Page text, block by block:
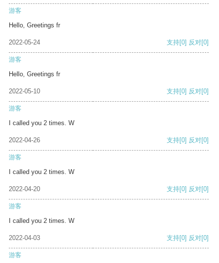
游客
Hello, Greetings fr
2022-05-24 支持[0] 反对[0]
游客
Hello, Greetings fr
2022-05-10 支持[0] 反对[0]
游客
I called you 2 times. W
2022-04-26 支持[0] 反对[0]
游客
I called you 2 times. W
2022-04-20 支持[0] 反对[0]
游客
I called you 2 times. W
2022-04-03 支持[0] 反对[0]
游客